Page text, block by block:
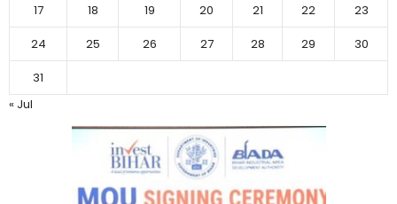
17
18 19 20 21 22
23
24
25 26 27 28 29
30
31
« Jul